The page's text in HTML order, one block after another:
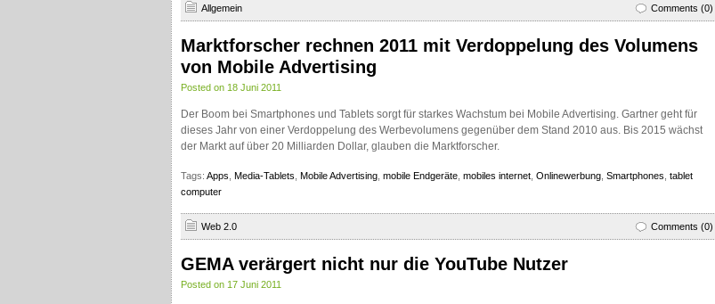
Allgemein Comments (0)
Marktforscher rechnen 2011 mit Verdoppelung des Volumens
von Mobile Advertising
Posted on 18 Juni 2011
Der Boom bei Smartphones und Tablets sorgt für starkes Wachstum bei Mobile Advertising. Gartner geht für
dieses Jahr von einer Verdoppelung des Werbevolumens gegenüber dem Stand 2010 aus. Bis 2015 wächst
der Markt auf über 20 Milliarden Dollar, glauben die Marktforscher.
Tags: Apps Media-Tablets Mobile Advertising mobile Endgeräte mobiles internet Onlinewerbung Smartphones tablet
computer
Web 2.0 Comments (0)
GEMA verärgert nicht nur die YouTube Nutzer
Posted on 17 Juni 2011